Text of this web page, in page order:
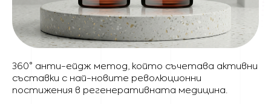
360° анти-ейдж метод, който съчетава активни
съставки с най-новите революционни
постижения в регенеративната медицина.